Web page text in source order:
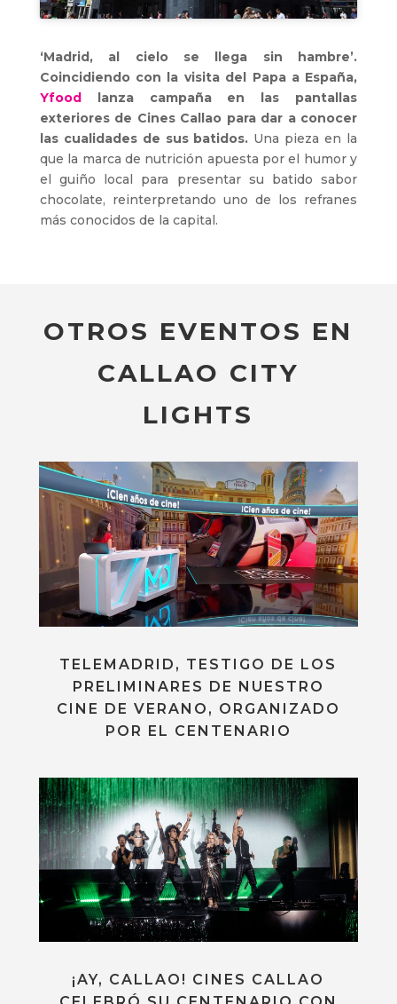
‘Madrid, al cielo se llega sin hambre’.
Coincidiendo con la visita del Papa a España,
Yfood
lanza campaña en las pantallas
exteriores de Cines Callao para dar a conocer
las cualidades de sus batidos. Una pieza en la
que la marca de nutrición apuesta por el humor y
el guiño local para presentar su batido sabor
chocolate, reinterpretando uno de los refranes
más conocidos de la capital.
OTROS EVENTOS EN
CALLAO CITY
LIGHTS
TELEMADRID, TESTIGO DE LOS
PRELIMINARES DE NUESTRO
CINE DE VERANO, ORGANIZADO
POR EL CENTENARIO
¡AY, CALLAO! CINES CALLAO